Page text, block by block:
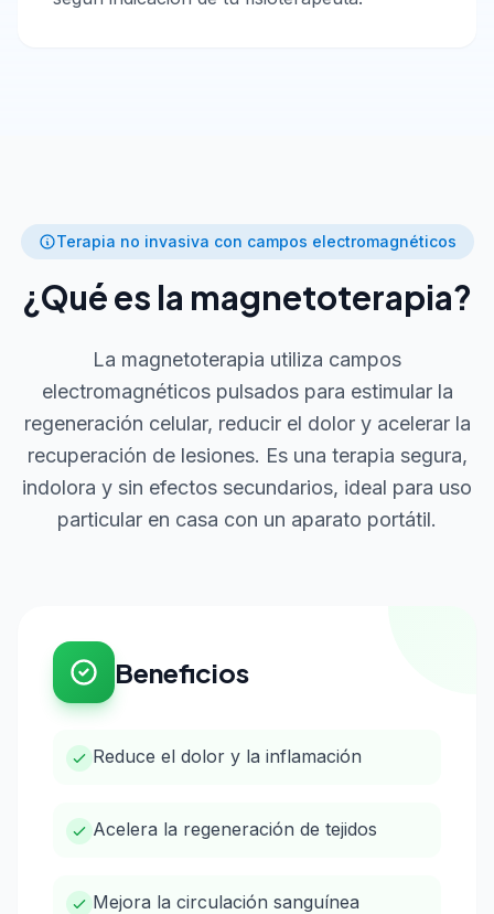
Terapia no invasiva con campos electromagnéticos
¿Qué es la magnetoterapia?
La magnetoterapia utiliza campos
electromagnéticos pulsados para estimular la
regeneración celular, reducir el dolor y acelerar la
recuperación de lesiones. Es una terapia segura,
indolora y sin efectos secundarios, ideal para uso
particular en casa con un aparato portátil.
Beneficios
Reduce el dolor y la inflamación
Acelera la regeneración de tejidos
Mejora la circulación sanguínea